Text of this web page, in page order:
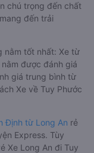
chú trọng đến chất
đến trải
nằm tốt nhất: Xe từ
được đánh giá
giá trung bình từ
Xe về Tuy Phước
Định từ Long An rẻ
Express. Tùy
Xe Long An đi Tuy